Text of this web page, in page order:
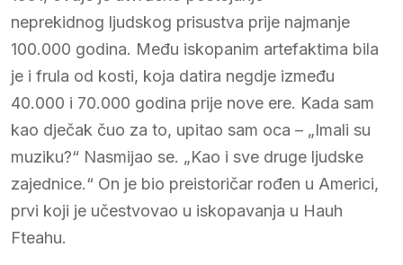
neprekidnog ljudskog prisustva prije najmanje
100.000 godina. Među iskopanim artefaktima bila
je i frula od kosti, koja datira negdje između
40.000 i 70.000 godina prije nove ere. Kada sam
kao dječak čuo za to, upitao sam oca – „Imali su
muziku?“ Nasmijao se. „Kao i sve druge ljudske
zajednice.“ On je bio preistoričar rođen u Americi,
prvi koji je učestvovao u iskopavanja u Hauh
Fteahu.